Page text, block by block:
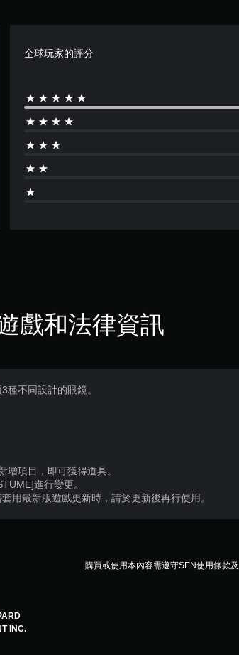
全球玩家的評分
戲和法律資訊
種不同設計的眼鏡。
項目，即可獲得道具。
進行變更。
用最新版遊戲更新時，請於更新後再行使用。
INC.
購買或使用本內容需遵守SEN使用條款及